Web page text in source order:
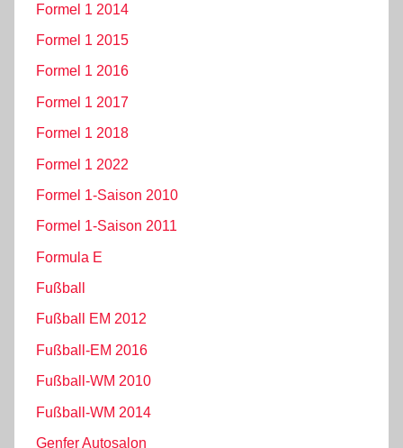
Formel 1 2014
Formel 1 2015
Formel 1 2016
Formel 1 2017
Formel 1 2018
Formel 1 2022
Formel 1-Saison 2010
Formel 1-Saison 2011
Formula E
Fußball
Fußball EM 2012
Fußball-EM 2016
Fußball-WM 2010
Fußball-WM 2014
Genfer Autosalon